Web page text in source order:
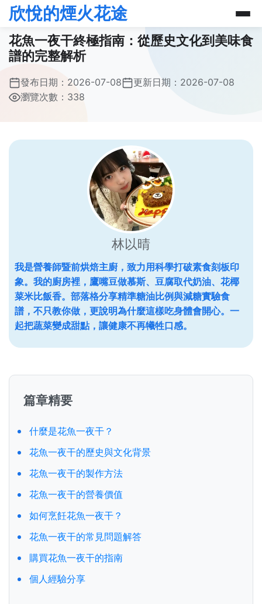
欣悅的煙火花途
花魚一夜干終極指南：從歷史文化到美味食
譜的完整解析
發布日期： 2026-07-08 更新日期： 2026-07-08
瀏覽次數：338
林以晴
我是營養師暨前烘焙主廚，致力用科學打破素食刻板印
象。我的廚房裡，鷹嘴豆做慕斯、豆腐取代奶油、花椰
菜米比飯香。部落格分享精準糖油比例與減糖實驗食
譜，不只教你做，更說明為什麼這樣吃身體會開心。一
起把蔬菜變成甜點，讓健康不再犧牲口感。
篇章精要
什麼是花魚一夜干？
花魚一夜干的歷史與文化背景
花魚一夜干的製作方法
花魚一夜干的營養價值
如何烹飪花魚一夜干？
花魚一夜干的常見問題解答
購買花魚一夜干的指南
個人經驗分享